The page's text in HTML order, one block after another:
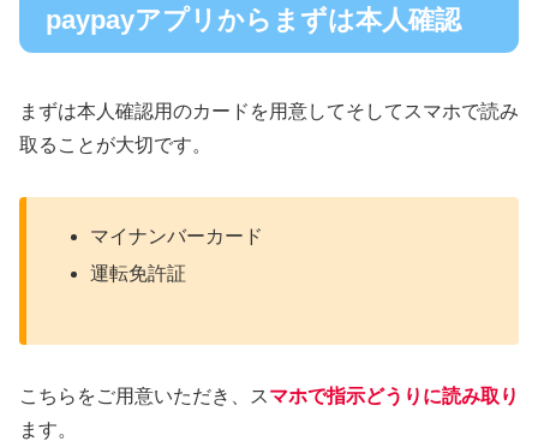
paypayアプリからまずは本人確認
まずは本人確認用のカードを用意してそしてスマホで読み
取ることが大切です。
マイナンバーカード
運転免許証
こちらをご用意いただき、スマホで指示どうりに読み取り
ます。